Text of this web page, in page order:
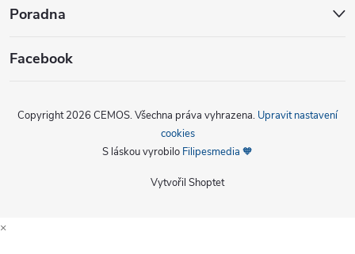
Poradna
Facebook
Vytvořil Shoptet
Copyright 2026 CEMOS. Všechna práva vyhrazena. Upravit nastavení
cookies
S láskou vyrobilo Filipesmedia 🧡
×